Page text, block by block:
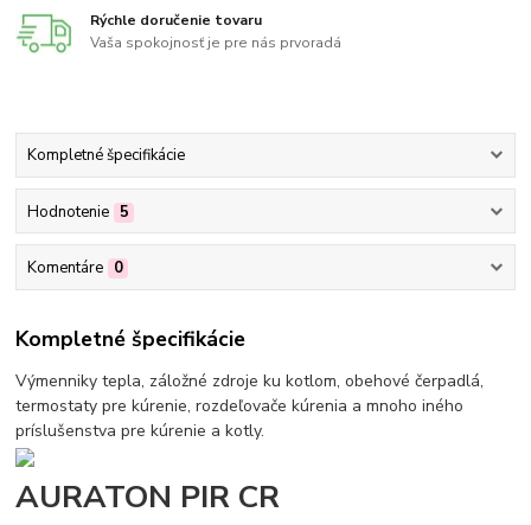
Rýchle doručenie tovaru
Vaša spokojnosť je pre nás prvoradá
Kompletné špecifikácie
Hodnotenie 5
Komentáre 0
Kompletné špecifikácie
Výmenniky tepla, záložné zdroje ku kotlom, obehové čerpadlá,
termostaty pre kúrenie, rozdeľovače kúrenia a mnoho iného
príslušenstva pre kúrenie a kotly.
AURATON PIR CR